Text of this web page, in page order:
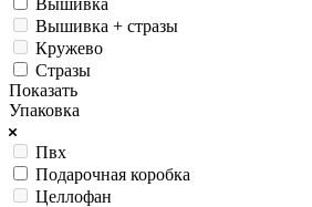
Вышивка + стразы
Кружево
Стразы
Показать
Упаковка
Пвх
Подарочная коробка
Целлофан